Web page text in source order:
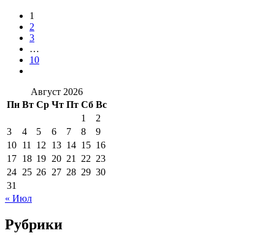
1
2
3
…
10
Август 2026
Пн Вт Ср Чт Пт Сб Вс
1
2
3
4 5 6 7 8
9
10 11 12 13 14 15 16
17 18 19 20 21 22 23
24 25 26 27 28 29 30
31
« Июл
Рубрики